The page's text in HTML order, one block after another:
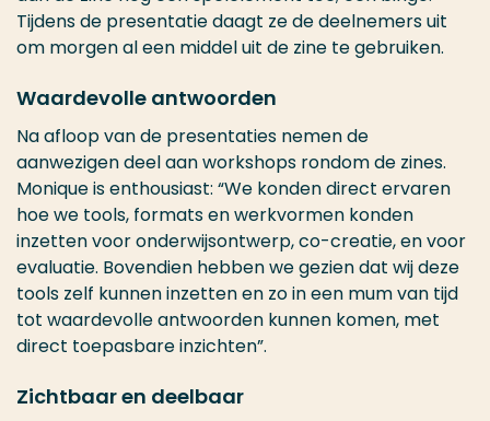
Tijdens de presentatie daagt ze de deelnemers uit
om morgen al een middel uit de zine te gebruiken.
Waardevolle antwoorden
Na afloop van de presentaties nemen de
aanwezigen deel aan workshops rondom de zines.
Monique is enthousiast: “We konden direct ervaren
hoe we tools, formats en werkvormen konden
inzetten voor onderwijsontwerp, co-creatie, en voor
evaluatie. Bovendien hebben we gezien dat wij deze
tools zelf kunnen inzetten en zo in een mum van tijd
tot waardevolle antwoorden kunnen komen, met
direct toepasbare inzichten”.
Zichtbaar en deelbaar